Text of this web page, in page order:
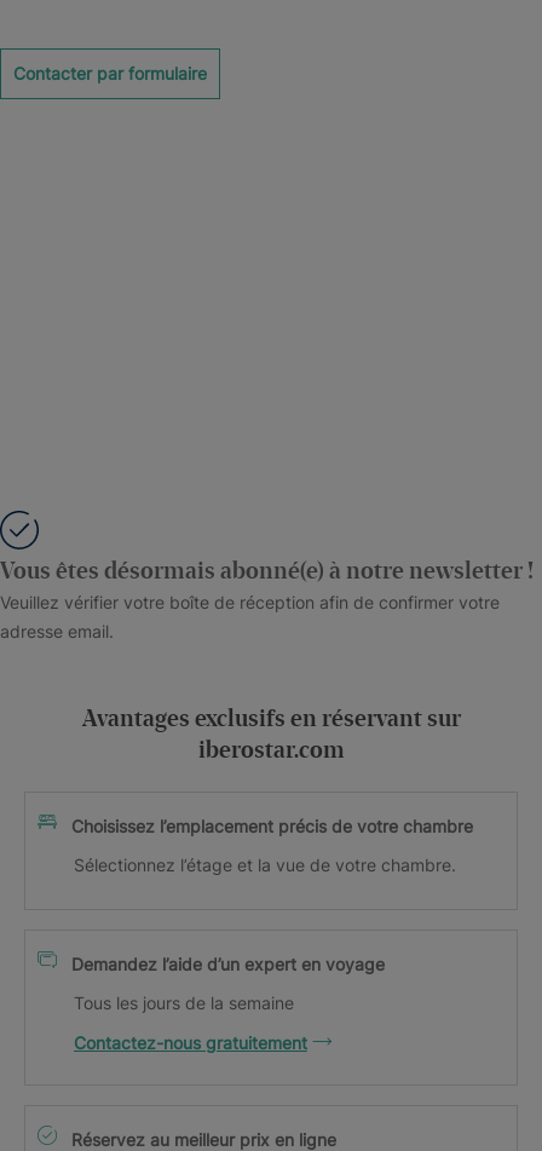
Contacter par formulaire
Vous êtes désormais abonné(e) à notre newsletter !
Veuillez vérifier votre boîte de réception afin de confirmer votre
adresse email.
Avantages exclusifs en réservant sur
iberostar.com
Choisissez l’emplacement précis de votre chambre
Sélectionnez l’étage et la vue de votre chambre.
Demandez l’aide d’un expert en voyage
Tous les jours de la semaine
Contactez-nous gratuitement
Réservez au meilleur prix en ligne